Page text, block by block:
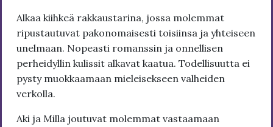
Alkaa kiihkeä rakkaustarina, jossa molemmat
ripustautuvat pakonomaisesti toisiinsa ja yhteiseen
unelmaan. Nopeasti romanssin ja onnellisen
perheidyllin kulissit alkavat kaatua. Todellisuutta ei
pysty muokkaamaan mieleisekseen valheiden
verkolla.
Aki ja Milla joutuvat molemmat vastaamaan